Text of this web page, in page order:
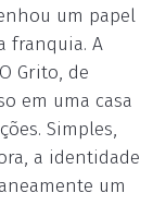
um papel
franquia. A
Grito, de
em uma casa
Simples,
a identidade
um